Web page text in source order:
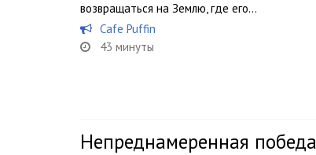
возвращаться на Землю, где его...
Cafe Puffin
43 минуты
Непреднамеренная